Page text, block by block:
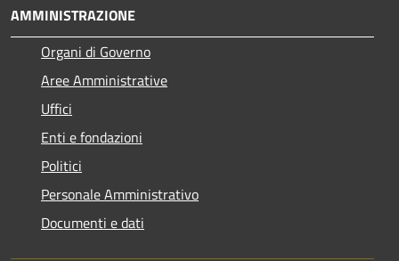
AMMINISTRAZIONE
Organi di Governo
Aree Amministrative
Uffici
Enti e fondazioni
Politici
Personale Amministrativo
Documenti e dati